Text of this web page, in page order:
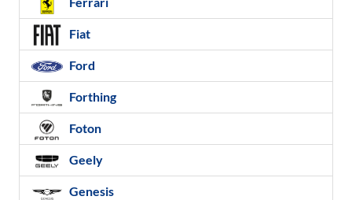
Fiat
Ford
Forthing
Foton
Geely
Genesis